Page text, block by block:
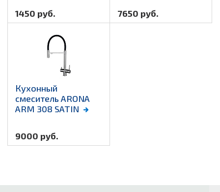
1450 руб. 7650 руб.
Кухонный
смеситель ARONA
ARM 308 SATIN
9000 руб.